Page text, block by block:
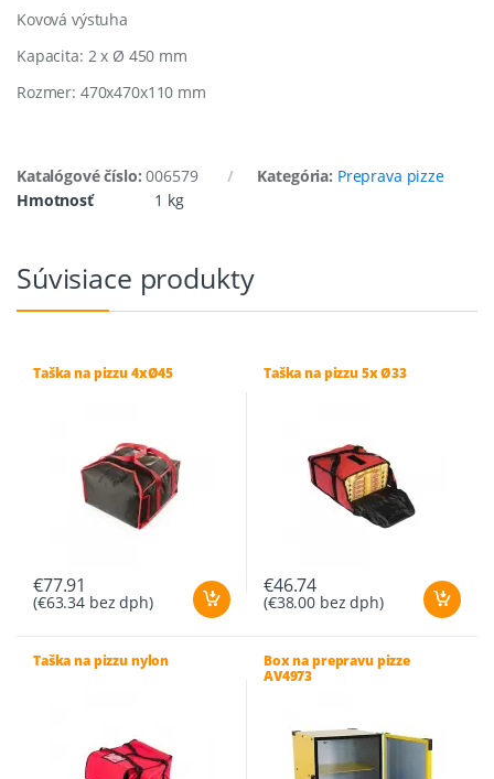
Kovová výstuha
Kapacita: 2 x Ø 450 mm
Rozmer: 470x470x110 mm
Katalógové číslo:006579 Kategória: Preprava pizze
Hmotnosť
1 kg
Súvisiace produkty
Taška na pizzu 4xØ45
€77.91
(€63.34 bez dph)
Taška na pizzu 5x Ø33
€46.74
(€38.00 bez dph)
Taška na pizzu nylon
Box na prepravu pizze
AV4973